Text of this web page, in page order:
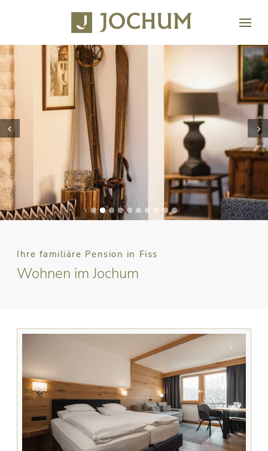
Prev Next
Wohnen im Jochum
Ihre familiäre Pension in Fiss